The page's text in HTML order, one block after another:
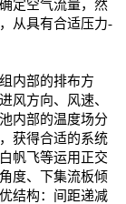
定空气流量，然
从具有合适压力-
内部的排布方
风方向、风速、
内部的温度场分
获得合适的系统
帆飞等运用正交
度、下集流板倾
结构：间距递减